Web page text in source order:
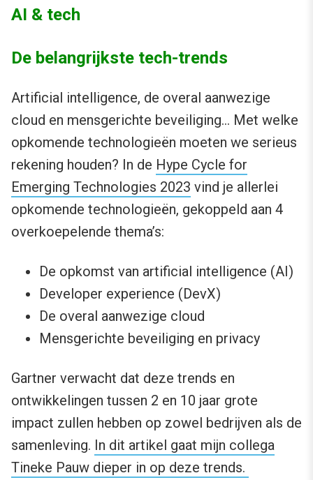
AI & tech
De belangrijkste tech-trends
Artificial intelligence, de overal aanwezige
cloud en mensgerichte beveiliging… Met welke
opkomende technologieën moeten we serieus
rekening houden? In de Hype Cycle for
Emerging Technologies 2023 vind je allerlei
opkomende technologieën, gekoppeld aan 4
overkoepelende thema’s:
De opkomst van artificial intelligence (AI)
Developer experience (DevX)
De overal aanwezige cloud
Mensgerichte beveiliging en privacy
Gartner verwacht dat deze trends en
ontwikkelingen tussen 2 en 10 jaar grote
impact zullen hebben op zowel bedrijven als de
samenleving. In dit artikel gaat mijn collega
Tineke Pauw dieper in op deze trends.